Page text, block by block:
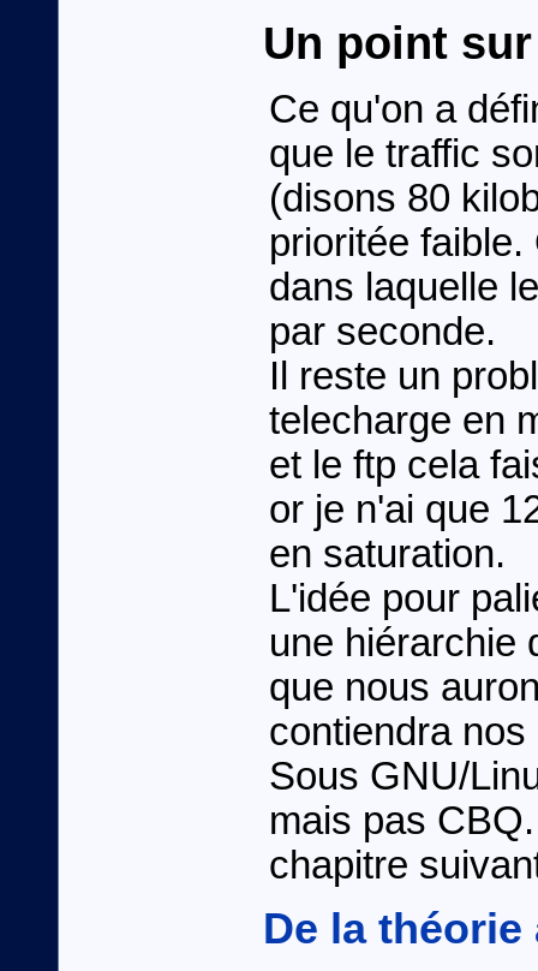
Un point
Ce qu'on a
que le traffic
(disons 80
prioritée
dans laquelle
par seconde.
Il reste un
telecharge en
et le ftp cela
or je n'ai que
en saturation.
L'idée pour
une hiérarchie
que nous
contiendra
Sous GNU/
mais pas
chapitre
De la